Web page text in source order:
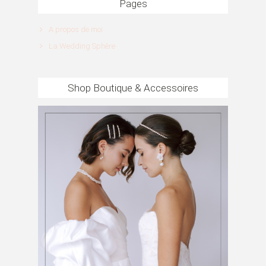
Pages
A propos de moi
La Wedding Sphère
Shop Boutique & Accessoires